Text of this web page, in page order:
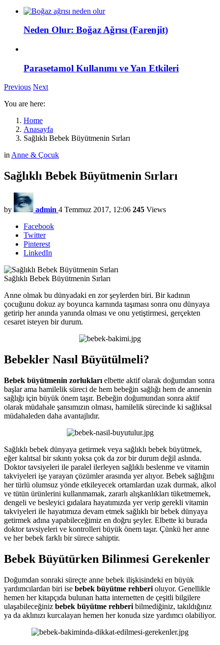
Neden Olur: Boğaz Ağrısı (Farenjit)
Parasetamol Kullanımı ve Yan Etkileri
Previous Next
You are here:
Home
Anasayfa
Sağlıklı Bebek Büyütmenin Sırları
inAnne & Çocuk
Sağlıklı Bebek Büyütmenin Sırları
by admin 4 Temmuz 2017, 12:06 245 Views
Facebook
Twitter
Pinterest
LinkedIn
Sağlıklı Bebek Büyütmenin Sırları
Anne olmak bu dünyadaki en zor şeylerden biri. Bir kadının
çocuğunu dokuz ay boyunca karnında taşıması sonra onu dünyaya
getirip her anında yanında olması ve onu yetiştirmesi, gerçekten
cesaret isteyen bir durum.
Bebekler Nasıl Büyütülmeli?
Bebek büyütmenin zorlukları elbette aktif olarak doğumdan sonra
başlar ama hamilelik süreci de hem bebeğin sağlığı hem de annenin
sağlığı için büyük önem taşır. Bebeğin doğumundan sonra aktif
olarak müdahale şansımızın olması, hamilelik sürecinde ki sağlıksal
müdahaleden daha avantajlıdır.
Sağlıklı bebek dünyaya getirmek veya sağlıklı bebek büyütmek,
eğer kalıtsal bir sıkıntı yoksa çok da zor bir durum değil aslında.
Doktor tavsiyeleri ile paralel ilerleyen sağlıklı beslenme ve vitamin
takviyeleri işe yarayan çözümler arasında yer alıyor. Bebek sağlığını
her türlü olumsuz yönde etkileyecek ortamlardan uzak durmak, alkol
ve tütün ürünlerini kullanmamak, zararlı alışkanlıkları tüketmemek,
dengeli ve besleyici gıdalara hayatımızda yer verip gerekli vitamin
takviyeleri ile hayatımıza devam etmek sağlıklı bir bebek dünyaya
getirmek adına yapabileceğimiz en doğru şeyler. Elbette ki burada
doktor tavsiyeleri ve kontrolleri büyük önem taşır. Çünkü her anne
ve her bebek farklı bir sürece sahiptir.
Bebek Büyütürken Bilinmesi Gerekenler
Doğumdan sonraki süreçte anne bebek ilişkisindeki en büyük
yardımcılardan biri ise bebek büyütme rehberi oluyor. Genellikle
hemen her kitapçıda bulunan hatta internetten de çeşitli bilgilere
ulaşabileceğiniz bebek büyütme rehberi bilmediğiniz, takıldığınız
ya da aklınızı kurcalayan hemen her konuda size yardımcı olabiliyor.